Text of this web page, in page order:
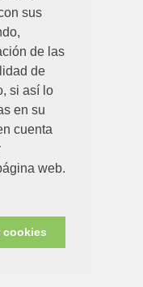
sus
de las
de
si así lo
en su
cuenta
web.
cookies